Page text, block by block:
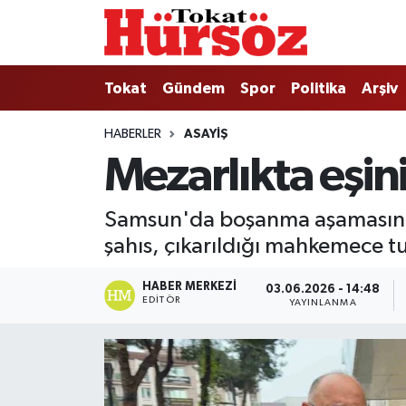
Tokat Gündem Spor Politika Arşiv
HABERLER ASAYIŞ
Mezarlıkta
Samsun'da boşanma
şahıs, çıkarıldığı
HABER MERKEZI
EDITÖR
03.06.2026 - 14:48
YAYINLANMA
Tokat
Türkiye Gündemi
Gündem
Politika
Tokat Spor
Nöbetçi Eczaneler
Hava Durumu
Tokat Namaz Vakitleri
Süper Lig Puan Durumu ve Fikstür
Tüm Manşetler
Son Dakika Haberleri
Haber Arşivi